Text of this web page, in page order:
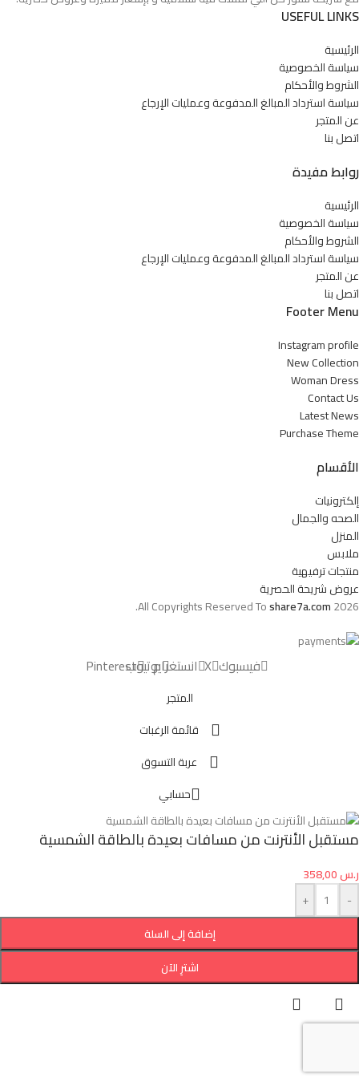
USEFUL LINKS
الرئيسية
سياسة الخصوصية
الشروط والأحكام
سياسة استرداد المبالغ المدفوعة وعمليات الإرجاع
عن المتجر
اتصل بنا
روابط مفيدة
الرئيسية
سياسة الخصوصية
الشروط والأحكام
سياسة استرداد المبالغ المدفوعة وعمليات الإرجاع
عن المتجر
اتصل بنا
Footer Menu
Instagram profile
New Collection
Woman Dress
Contact Us
Latest News
Purchase Theme
الأقسام
إلكترونيات
الصحه والجمال
المنزل
ملابس
منتجات ترفيهية
عروض شريحة الحصرية
All Copyrights Reserved Toshare7a.com2026.
فيسبوك X انستغراميوتيوبPinterest
المتجر
قائمة الرغبات
عربة التسوق
حسابي
مستقبل الأنترنت من مسافات بعيدة بالطاقة الشمسية
ر.س
-
+
إضافة إلى السلة
اشترِ الآن